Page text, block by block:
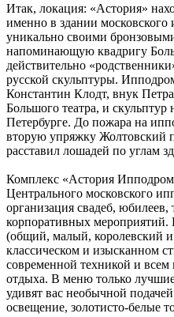
Итак, локация: «Астория»
именно в здании
уникально своими
напоминающую квадригу
действительно
русской скульптуры.
Константин Клодт, внук
Большого театра, и
Петербурге. До пожара на
вторую упряжку Жолтовский
расставил лошадей по углам
Комплекс «Астория
Центрального московского
организация свадеб,
корпоративных мероприятий.
(общий, малый, королевский
классическом и изысканном
современной техникой и
отдыха. В меню только
удивят вас необычной
освещение, золотисто-белые